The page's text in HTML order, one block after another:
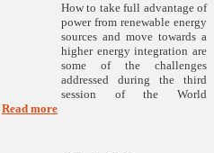
How to take full advantage of
power from renewable energy
sources and move towards a
higher energy integration are
some of the challenges
addressed during the third
session of the World
Read more